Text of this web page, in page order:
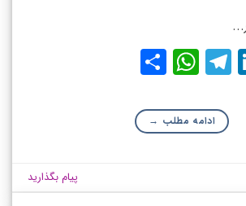
LinkedIn
Telegram
WhatsApp
ادامه مطلب →
پیام بگذارید